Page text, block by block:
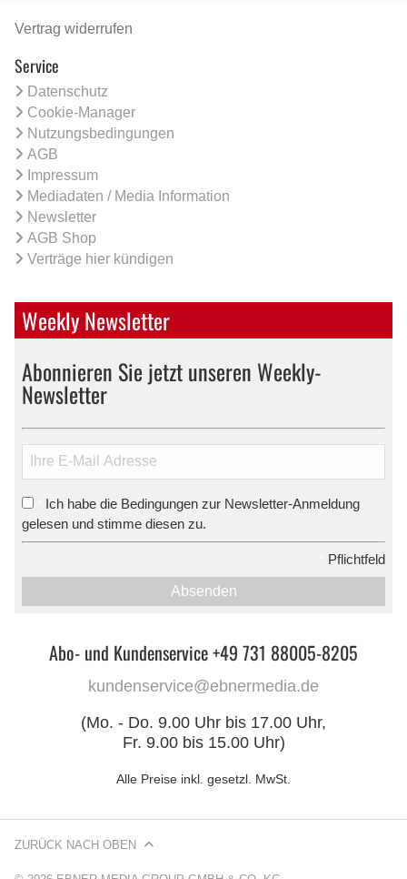
Vertrag widerrufen
Service
Datenschutz
Cookie-Manager
Nutzungsbedingungen
AGB
Impressum
Mediadaten / Media Information
Newsletter
AGB Shop
Verträge hier kündigen
Weekly Newsletter
Abonnieren Sie jetzt unseren Weekly-
Newsletter
Ich habe die Bedingungen zur Newsletter-Anmeldung
gelesen und stimme diesen zu.
Pflichtfeld
Absenden
Abo- und Kundenservice +49 731 88005-8205
kundenservice@ebnermedia.de
(Mo. - Do. 9.00 Uhr bis 17.00 Uhr,
Fr. 9.00 bis 15.00 Uhr)
Alle Preise inkl. gesetzl. MwSt.
ZURÜCK NACH OBEN